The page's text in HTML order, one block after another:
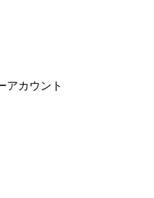
アカウント